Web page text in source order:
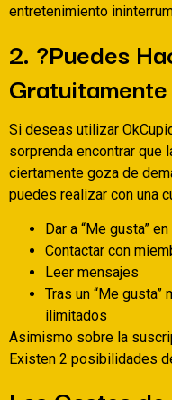
entretenimiento
2. ?Puedes
Si deseas utilizar
sorprenda encontrar que
ciertamente goza de
puedes realizar con una
Dar a “Me gusta”
Contactar con
Leer mensajes
Tras un “Me
ilimitados
Asimismo sobre la
Existen 2 posibilidades